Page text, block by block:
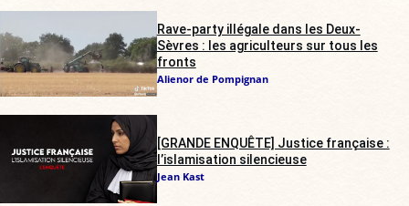
Rave-party illégale dans les Deux-
Sèvres : les agriculteurs sur tous les
fronts
Alienor de Pompignan
[GRANDE ENQUÊTE] Justice française :
l’islamisation silencieuse
Jean Kast